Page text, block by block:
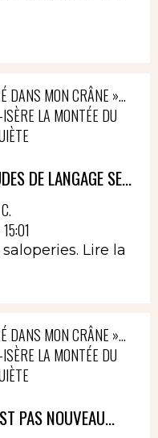
DANS MON CRÂNE »…
LA MONTÉE DU
DE LANGAGE SE...
Lire la
DANS MON CRÂNE »…
LA MONTÉE DU
PAS NOUVEAU...